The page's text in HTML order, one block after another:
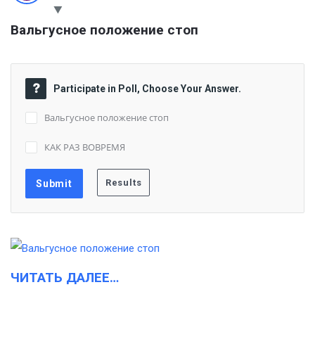
Вальгусное положение стоп
Participate in Poll, Choose Your Answer.
Вальгусное положение стоп
КАК РАЗ ВОВРЕМЯ
ЧИТАТЬ ДАЛЕЕ…